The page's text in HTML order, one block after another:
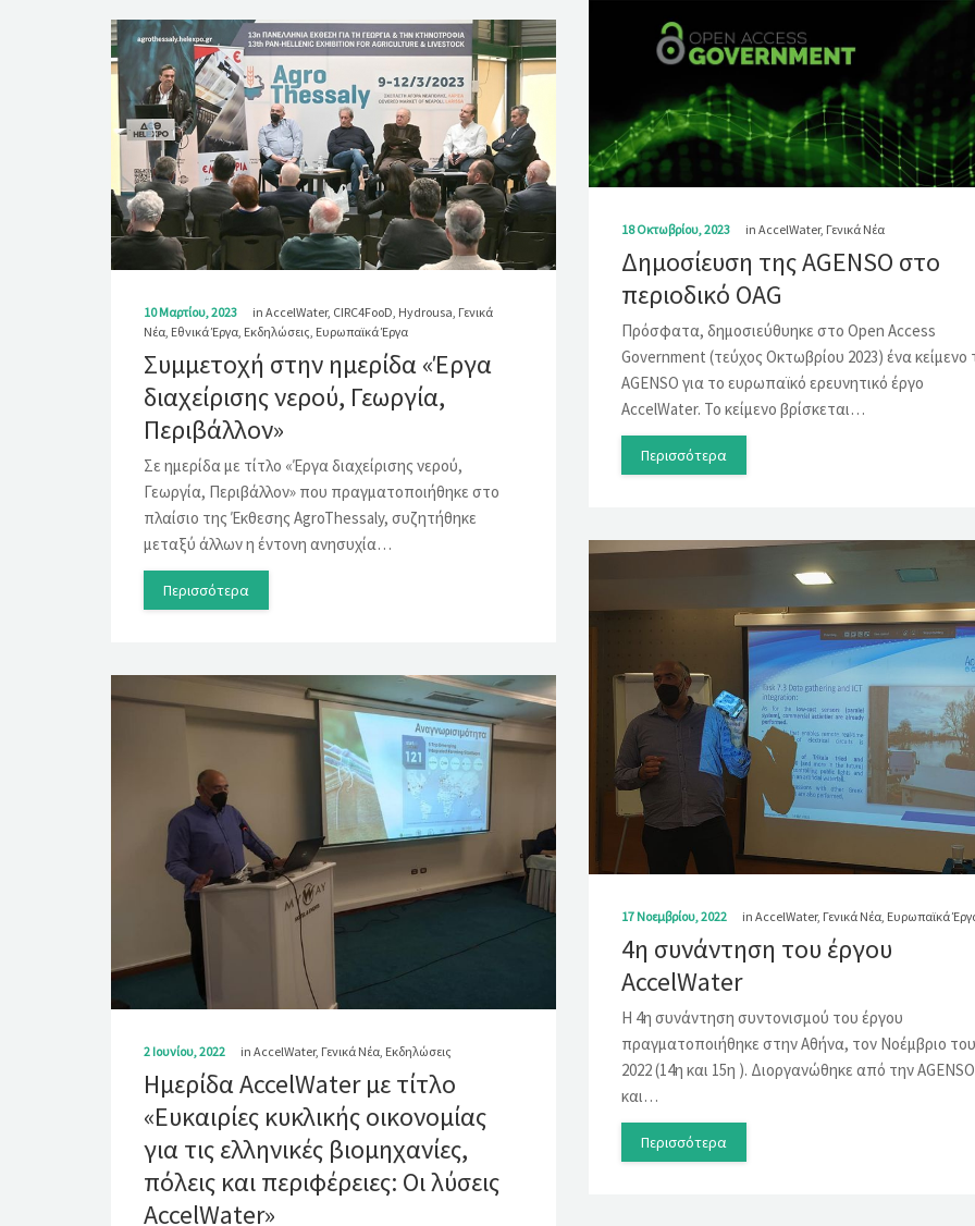
18 Οκτωβρίου, 2023 in AccelWater, Γενικά Νέα
Δημοσίευση της AGENSO στο
περιοδικό OAG
Πρόσφατα, δημοσιεύθυηκε στο Open Access
Government (τεύχος Οκτωβρίου 2023) ένα κείμενο
AGENSO για το ευρωπαϊκό ερευνητικό έργο
AccelWater. Το κείμενο βρίσκεται…
Περισσότερα
10 Μαρτίου, 2023 in AccelWater, CIRC4FooD Hydrousa Γενικά
Νέα Εθνικά Έργα Εκδηλώσεις Ευρωπαϊκά Έργα
Συμμετοχή στην ημερίδα «Έργα
διαχείρισης νερού, Γεωργία,
Περιβάλλον»
Σε ημερίδα με τίτλο «Έργα διαχείρισης νερού,
Γεωργία, Περιβάλλον» που πραγματοποιήθηκε στο
πλαίσιο της Έκθεσης AgroThessaly, συζητήθηκε
μεταξύ άλλων η έντονη ανησυχία…
Περισσότερα
17 Νοεμβρίου, 2022 in AccelWater, Γενικά Νέα, Ευρωπαϊκά
4η συνάντηση του έργου
AccelWater
Η 4η συνάντηση συντονισμού του έργου
πραγματοποιήθηκε στην Αθήνα, τον Νοέμβριο του
2022 (14η και 15η ). Διοργανώθηκε από την AGENSO
και…
Περισσότερα
2 Ιουνίου, 2022 in AccelWater, Γενικά Νέα Εκδηλώσεις
Ημερίδα AccelWater με τίτλο
«Ευκαιρίες κυκλικής οικονομίας
για τις ελληνικές βιομηχανίες,
πόλεις και περιφέρειες: Οι λύσεις
AccelWater»